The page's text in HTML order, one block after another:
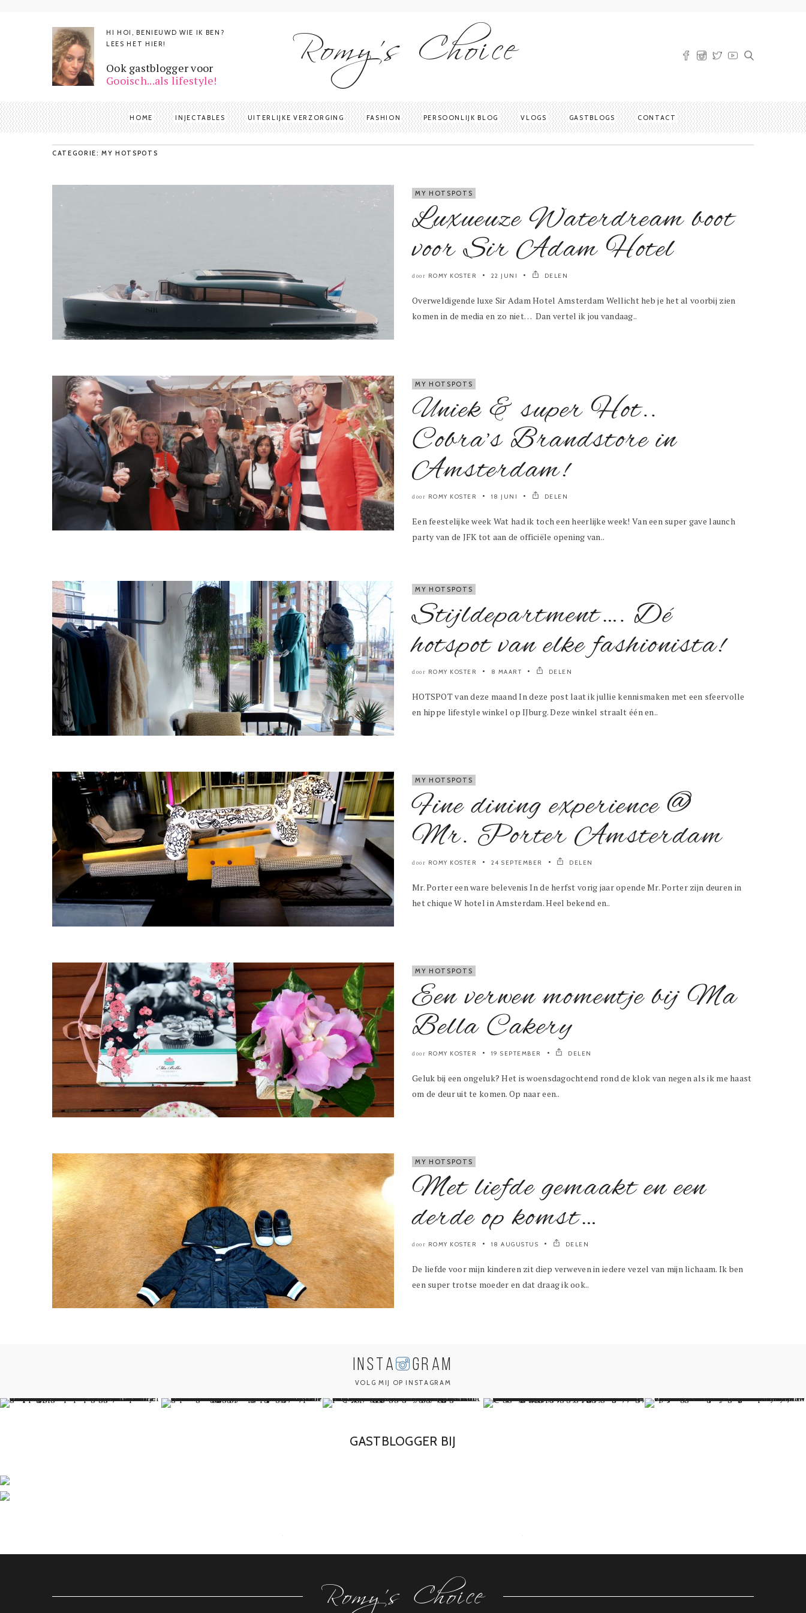
HI HOI, BENIEUWD WIE IK BEN?
LEES HET HIER!
Ook gastblogger voor
Gooisch...als lifestyle!
Romy's Choice
HOME INJECTABLES UITERLIJKE VERZORGING FASHION PERSOONLIJK BLOG VLOGS GASTBLOGS CONTACT
CATEGORIE: MY HOTSPOTS
MY HOTSPOTS
Luxueuze Waterdream boot
voor Sir Adam Hotel
door ROMY KOSTER 22 JUNI DELEN
Overweldigende luxe Sir Adam Hotel Amsterdam Wellicht heb je het al voorbij zien
komen in de media en zo niet… Dan vertel ik jou vandaag..
MY HOTSPOTS
Uniek & super Hot..
Cobra’s Brandstore in
Amsterdam!
door ROMY KOSTER 18 JUNI DELEN
Een feestelijke week Wat had ik toch een heerlijke week! Van een super gave launch
party van de JFK tot aan de officiële opening van..
MY HOTSPOTS
Stijldepartment…. Dé
hotspot van elke fashionista!
door ROMY KOSTER 8 MAART DELEN
HOTSPOT van deze maand In deze post laat ik jullie kennismaken met een sfeervolle
en hippe lifestyle winkel op IJburg. Deze winkel straalt één en..
MY HOTSPOTS
Fine dining experience @
Mr. Porter Amsterdam
door ROMY KOSTER 24 SEPTEMBER DELEN
Mr. Porter een ware belevenis In de herfst vorig jaar opende Mr. Porter zijn deuren in
het chique W hotel in Amsterdam. Heel bekend en..
MY HOTSPOTS
Een verwen momentje bij Ma
Bella Cakery
door ROMY KOSTER 19 SEPTEMBER DELEN
Geluk bij een ongeluk? Het is woensdagochtend rond de klok van negen als ik me haast
om de deur uit te komen. Op naar een..
MY HOTSPOTS
Met liefde gemaakt en een
derde op komst…
door ROMY KOSTER 18 AUGUSTUS DELEN
De liefde voor mijn kinderen zit diep verweven in iedere vezel van mijn lichaam. Ik ben
een super trotse moeder en dat draag ik ook..
INSTA GRAM
VOLG MIJ OP INSTAGRAM
GASTBLOGGER BIJ
Romy's Choice